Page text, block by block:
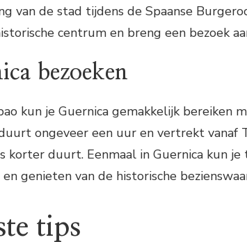
van de stad tijdens de Spaanse
centrum en breng een bezoek
bezoeken
kun je Guernica gemakkelijk bereiken
ongeveer een uur en vertrekt vanaf
korter duurt. Eenmaal in Guernica kun je
genieten van de historische
tips